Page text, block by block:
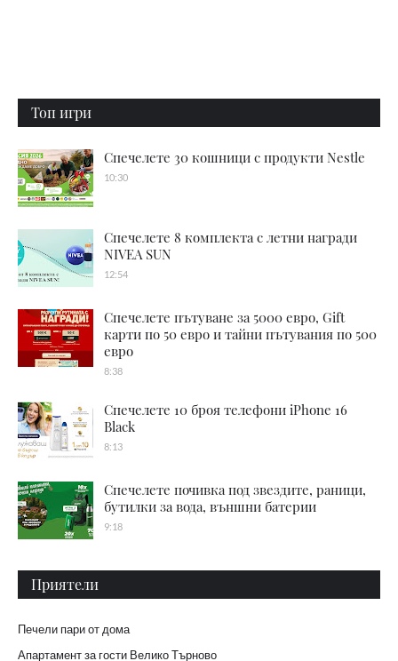
Топ игри
Спечелете 30 кошници с продукти Nestle
10:30
Спечелете 8 комплекта с летни награди
NIVEA SUN
12:54
Спечелете пътуване за 5000 евро, Gift
карти по 50 евро и тайни пътувания по 500
евро
8:38
Спечелете 10 броя телефони iPhone 16
Black
8:13
Спечелете почивка под звездите, раници,
бутилки за вода, външни батерии
9:18
Приятели
Печели пари от дома
Апартамент за гости Велико Търново